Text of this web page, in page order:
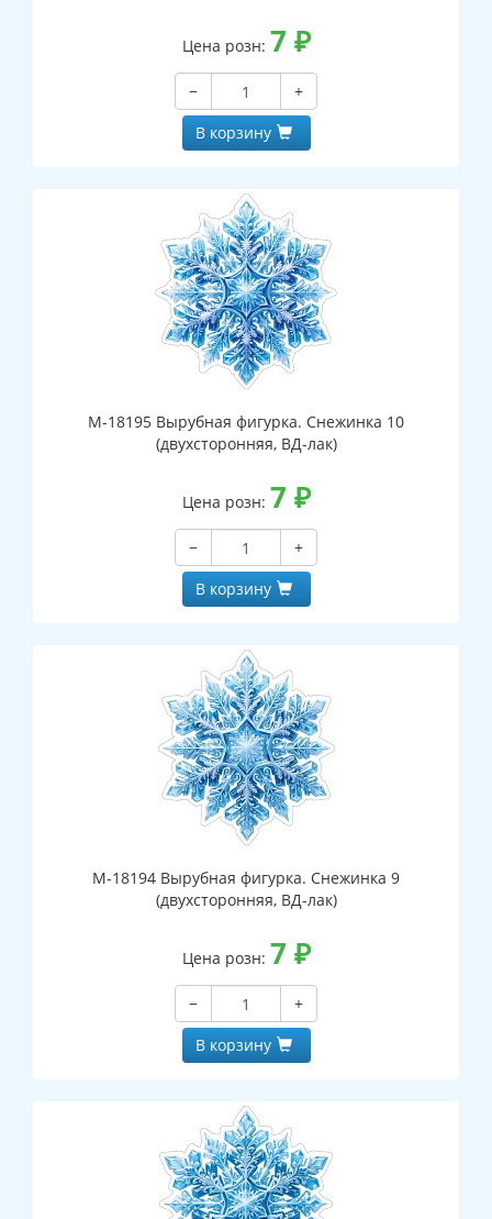
Цена розн: 7 ₽
−
+
В корзину
М-18195 Вырубная фигурка. Снежинка 10
(двухсторонняя, ВД-лак)
Цена розн: 7 ₽
−
+
В корзину
М-18194 Вырубная фигурка. Снежинка 9
(двухсторонняя, ВД-лак)
Цена розн: 7 ₽
−
+
В корзину